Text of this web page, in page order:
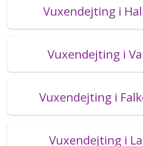
Vuxendejting i
Vuxendejting i
Vuxendejting i
Vuxendejting i